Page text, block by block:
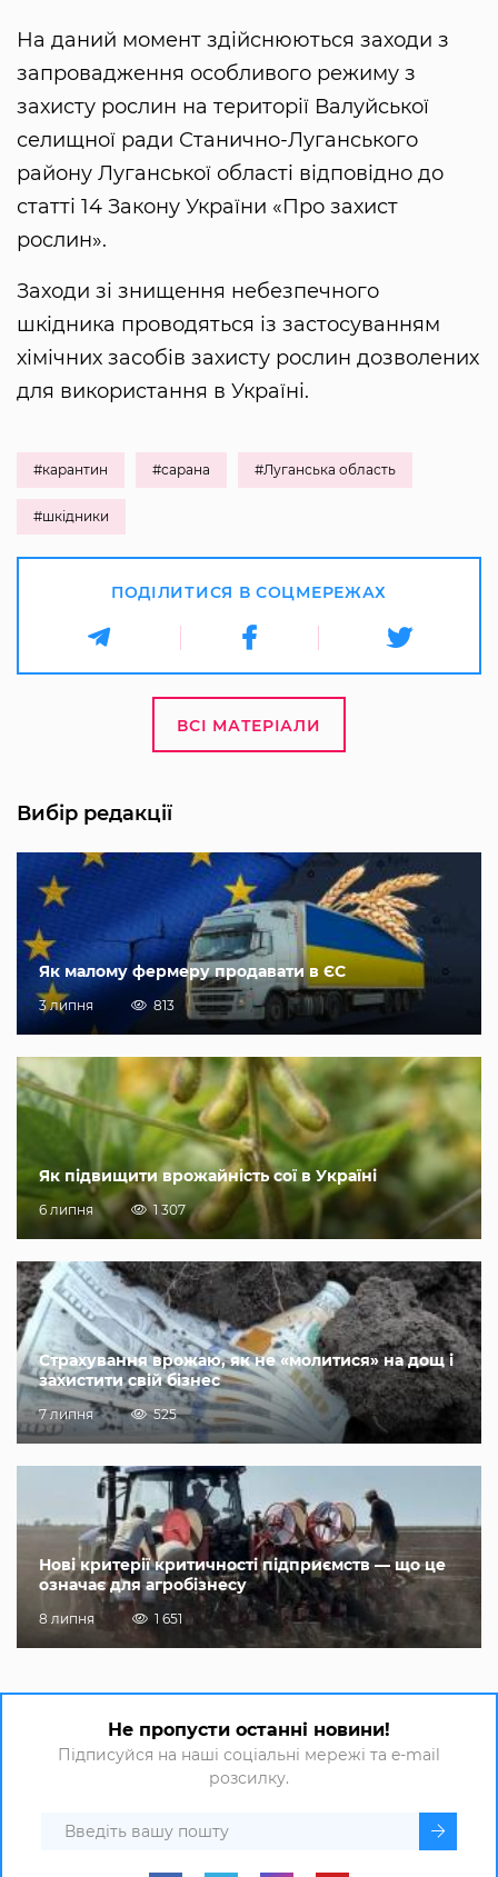
На даний момент здійснюються заходи з
запровадження особливого режиму з
захисту рослин на території Валуйської
селищної ради Станично-Луганського
району Луганської області відповідно до
статті 14 Закону України «Про захист
рослин».
Заходи зі знищення небезпечного
шкідника проводяться із застосуванням
хімічних засобів захисту рослин дозволених
для використання в Україні.
#карантин #сарана #Луганська область
#шкідники
ПОДІЛИТИСЯ В СОЦМЕРЕЖАХ
ВСІ МАТЕРІАЛИ
Вибір редакції
Як малому фермеру продавати в ЄС
3 липня 813
Як підвищити врожайність сої в Україні
6 липня 1 307
Страхування врожаю, як не «молитися» на дощ і
захистити свій бізнес
7 липня 525
Нові критерії критичності підприємств — що це
означає для агробізнесу
8 липня 1 651
Не пропусти останні новини!
Підписуйся на наші соціальні мережі та e-mail
розсилку.